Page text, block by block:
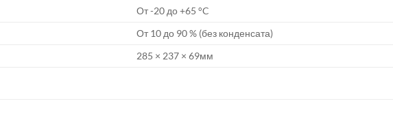
От -20 до +65 °C
От 10 до 90 % (без конденсата)
285 × 237 × 69мм